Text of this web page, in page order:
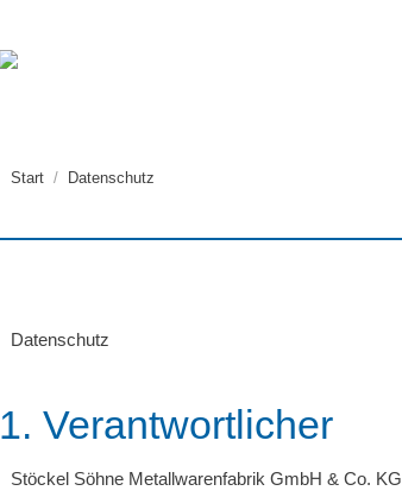
Sie befinden sich hier:
Start Datenschutz
Datenschutz
1. Verantwortlicher
Stöckel Söhne Metallwarenfabrik GmbH & Co.